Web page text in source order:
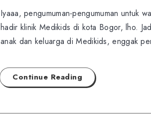
Iyaaa, pengumuman-pengumuman untuk
hadir klinik Medikids di kota Bogor, lho.
anak dan keluarga di Medikids, enggak
Continue Reading